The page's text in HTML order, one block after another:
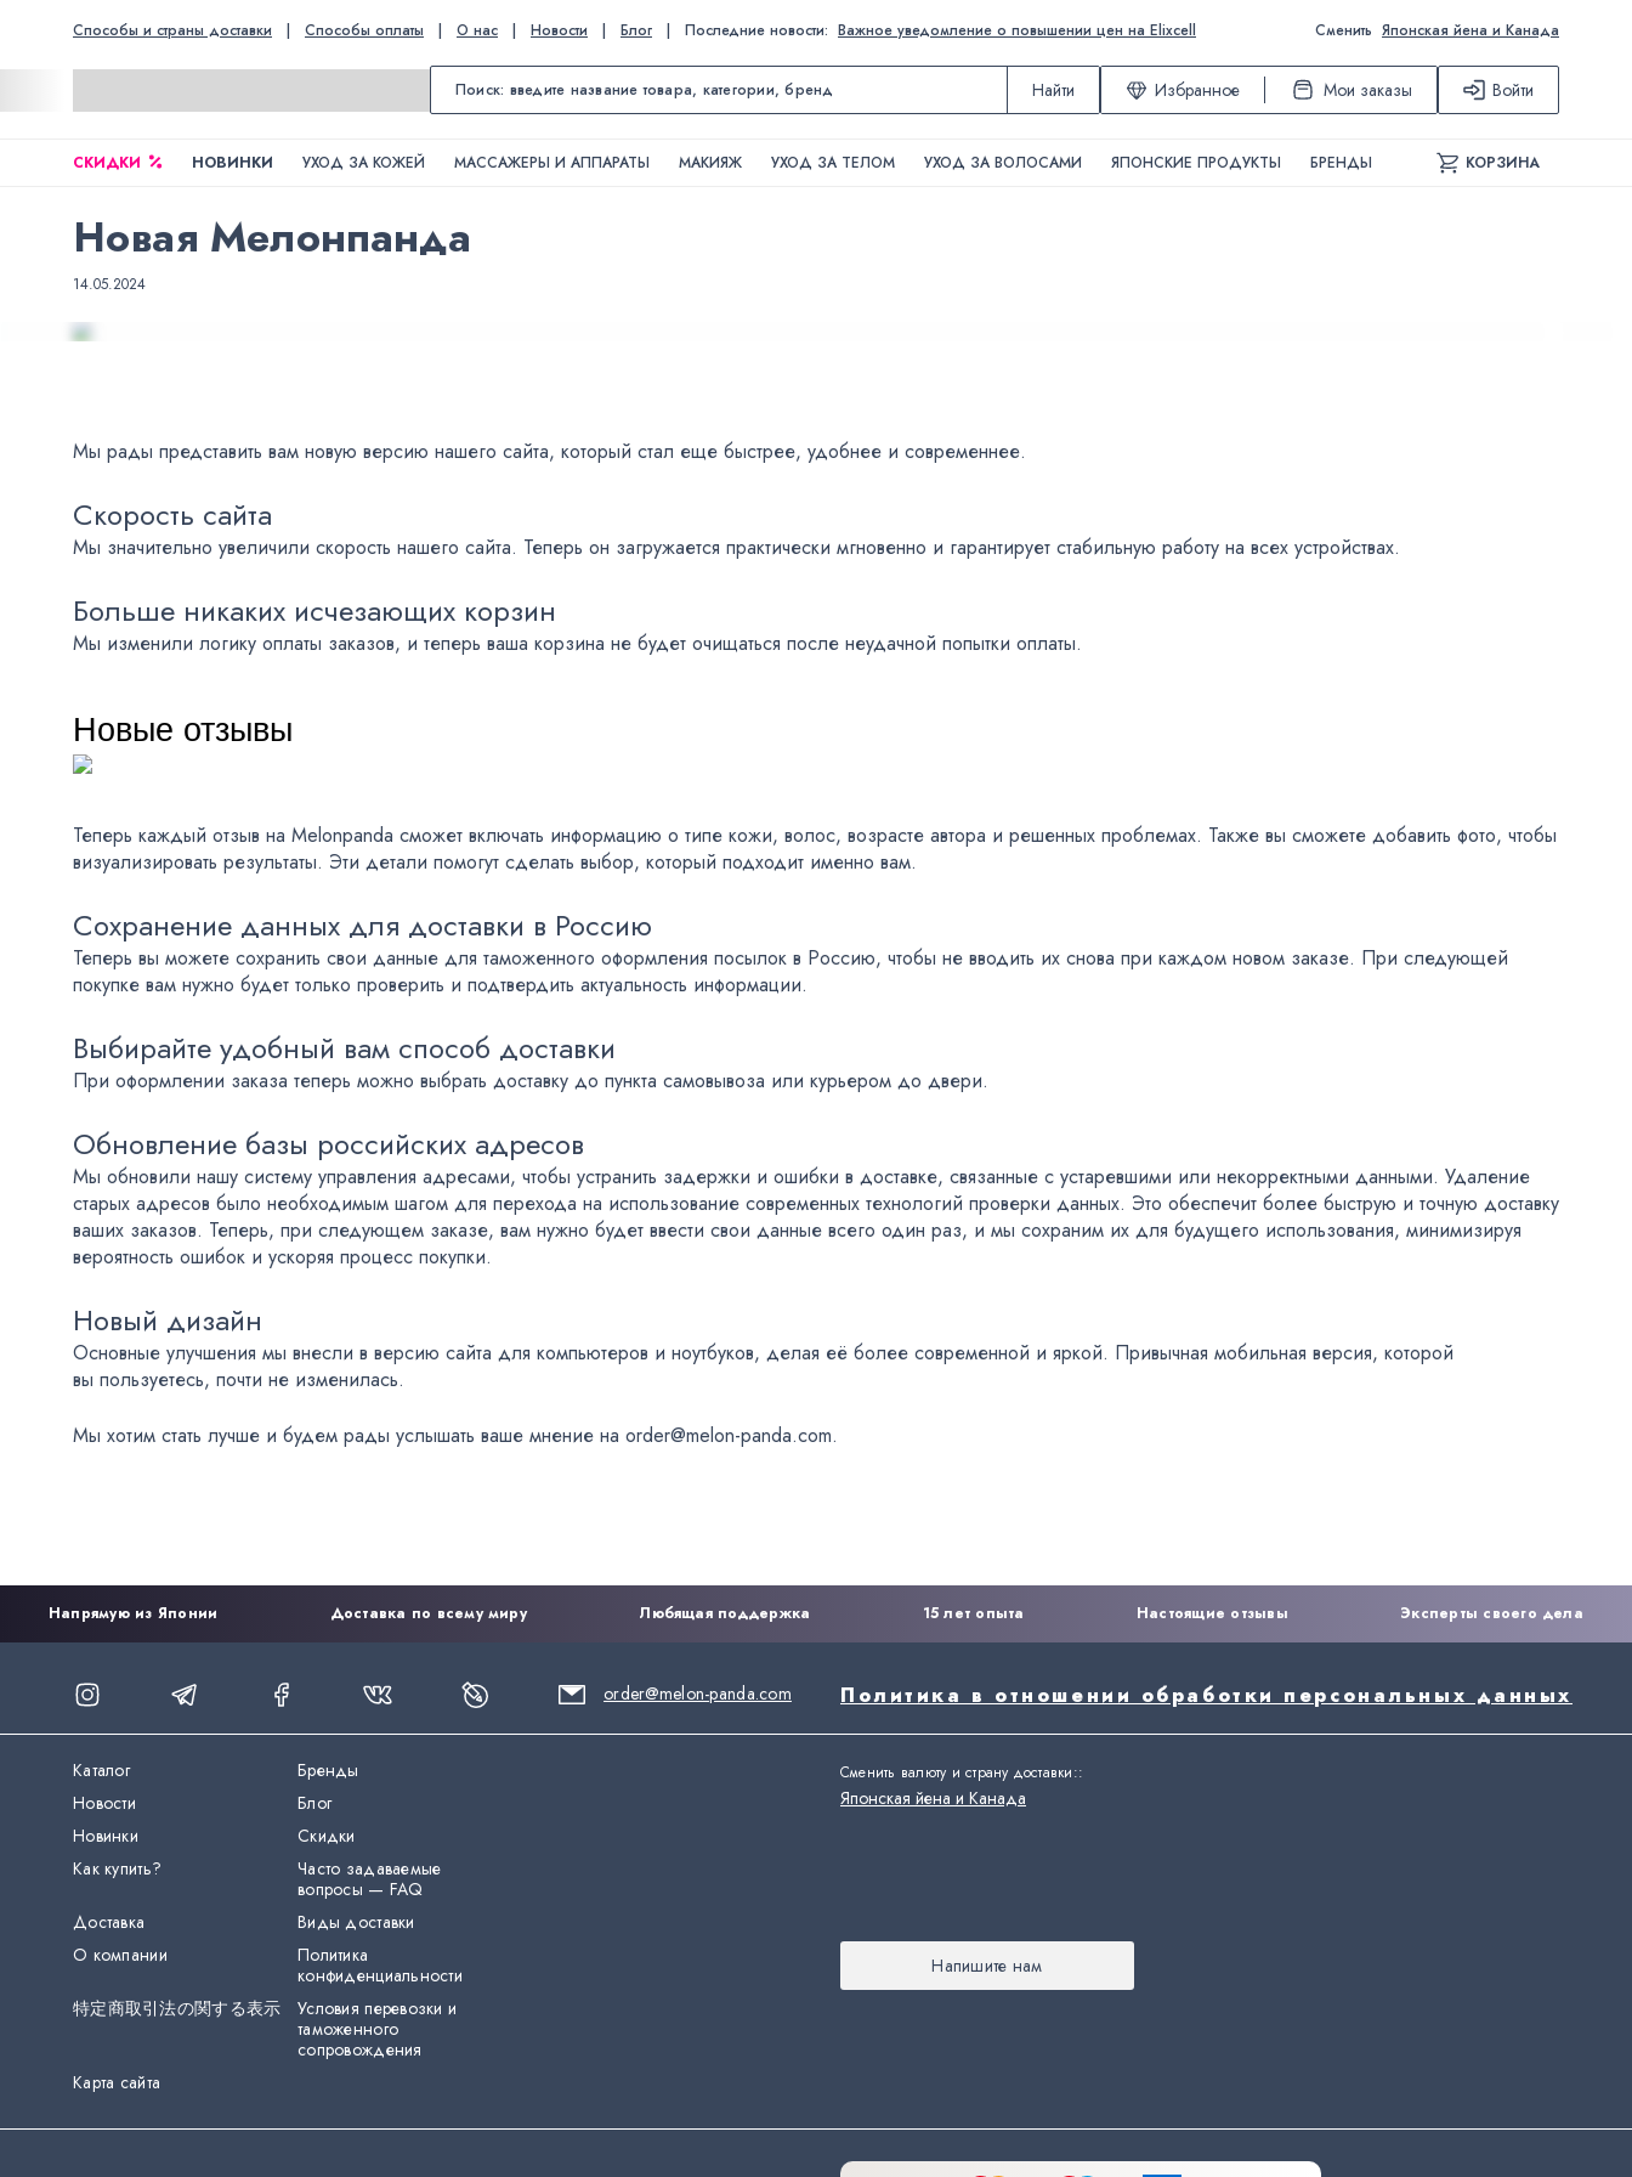
Способы и страны доставки | Способы оплаты | О нас | Новости | Блог | Последние новости: Важное уведомление о повышении цен на Elixcell Сменить Японская йена и Канада
Найти Избранное Мои заказы Войти
СКИДКИ НОВИНКИ УХОД ЗА КОЖЕЙ МАССАЖЕРЫ И АППАРАТЫ МАКИЯЖ УХОД ЗА ТЕЛОМ УХОД ЗА ВОЛОСАМИ ЯПОНСКИЕ ПРОДУКТЫ БРЕНДЫ КОРЗИНА
Новая Мелонпанда
14.05.2024
Мы рады представить вам новую версию нашего сайта, который стал еще быстрее, удобнее и современнее.
Скорость сайта
Мы значительно увеличили скорость нашего сайта. Теперь он загружается практически мгновенно и гарантирует стабильную работу на всех устройствах.
Больше никаких исчезающих корзин
Мы изменили логику оплаты заказов, и теперь ваша корзина не будет очищаться после неудачной попытки оплаты.
Новые отзывы
Теперь каждый отзыв на Melonpanda сможет включать информацию о типе кожи, волос, возрасте автора и решенных проблемах. Также вы сможете добавить фото, чтобы
визуализировать результаты. Эти детали помогут сделать выбор, который подходит именно вам.
Сохранение данных для доставки в Россию
Теперь вы можете сохранить свои данные для таможенного оформления посылок в Россию, чтобы не вводить их снова при каждом новом заказе. При следующей
покупке вам нужно будет только проверить и подтвердить актуальность информации.
Выбирайте удобный вам способ доставки
При оформлении заказа теперь можно выбрать доставку до пункта самовывоза или курьером до двери.
Обновление базы российских адресов
Мы обновили нашу систему управления адресами, чтобы устранить задержки и ошибки в доставке, связанные с устаревшими или некорректными данными. Удаление
старых адресов было необходимым шагом для перехода на использование современных технологий проверки данных. Это обеспечит более быструю и точную доставку
ваших заказов. Теперь, при следующем заказе, вам нужно будет ввести свои данные всего один раз, и мы сохраним их для будущего использования, минимизируя
вероятность ошибок и ускоряя процесс покупки.
Новый дизайн
Основные улучшения мы внесли в версию сайта для компьютеров и ноутбуков, делая её более современной и яркой. Привычная мобильная версия, которой
вы пользуетесь, почти не изменилась.
Мы хотим стать лучше и будем рады услышать ваше мнение на order@melon-panda.com.
Напрямую из Японии Доставка по всему миру Любящая поддержка 15 лет опыта Настоящие отзывы Эксперты своего дела
order@melon-panda.com Политика в отношении обработки персональных данных
Каталог
Бренды
Новости
Блог
Новинки
Скидки
Как купить?
Часто задаваемые
вопросы — FAQ
Доставка
Виды доставки
О компании
Политика
конфиденциальности
特定商取引法の関する表示
Условия перевозки и
таможенного
сопровождения
Карта сайта
Сменить валюту и страну доставки::
Японская йена и Канада
Напишите нам